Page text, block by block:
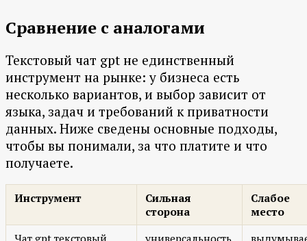
Сравнение с аналогами
Текстовый чат gpt не единственный
инструмент на рынке: у бизнеса есть
несколько вариантов, и выбор зависит от
языка, задач и требований к приватности
данных. Ниже сведены основные подходы,
чтобы вы понимали, за что платите и что
получаете.
Инструмент
Сильная
сторона
Слабое
место